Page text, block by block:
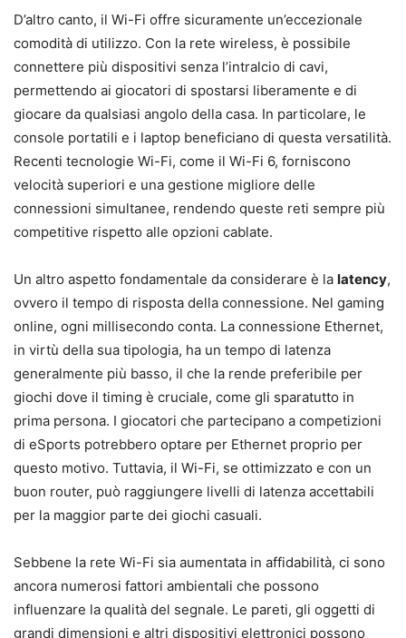
D’altro canto, il Wi-Fi offre sicuramente un’eccezionale
comodità di utilizzo. Con la rete wireless, è possibile
connettere più dispositivi senza l’intralcio di cavi,
permettendo ai giocatori di spostarsi liberamente e di
giocare da qualsiasi angolo della casa. In particolare, le
console portatili e i laptop beneficiano di questa versatilità.
Recenti tecnologie Wi-Fi, come il Wi-Fi 6, forniscono
velocità superiori e una gestione migliore delle
connessioni simultanee, rendendo queste reti sempre più
competitive rispetto alle opzioni cablate.
Un altro aspetto fondamentale da considerare è la latency,
ovvero il tempo di risposta della connessione. Nel gaming
online, ogni millisecondo conta. La connessione Ethernet,
in virtù della sua tipologia, ha un tempo di latenza
generalmente più basso, il che la rende preferibile per
giochi dove il timing è cruciale, come gli sparatutto in
prima persona. I giocatori che partecipano a competizioni
di eSports potrebbero optare per Ethernet proprio per
questo motivo. Tuttavia, il Wi-Fi, se ottimizzato e con un
buon router, può raggiungere livelli di latenza accettabili
per la maggior parte dei giochi casuali.
Sebbene la rete Wi-Fi sia aumentata in affidabilità, ci sono
ancora numerosi fattori ambientali che possono
influenzare la qualità del segnale. Le pareti, gli oggetti di
grandi dimensioni e altri dispositivi elettronici possono